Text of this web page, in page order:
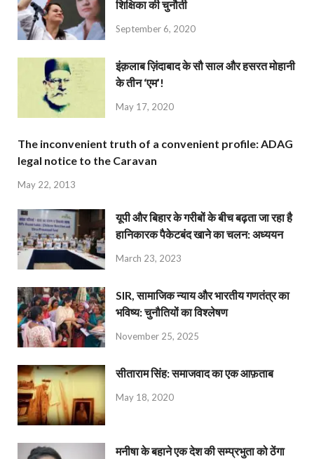
शिक्षिका की चुनौती
September 6, 2020
इंक़लाब ज़िंदाबाद के सौ साल और हसरत मोहानी
के तीन ‘एम’!
May 17, 2020
The inconvenient truth of a convenient profile: ADAG
legal notice to the Caravan
May 22, 2013
यूपी और बिहार के गरीबों के बीच बढ़ता जा रहा है
हानिकारक पैकेटबंद खाने का चलन: अध्ययन
March 23, 2023
SIR, सामाजिक न्याय और भारतीय गणतंत्र का
भविष्य: चुनौतियों का विश्लेषण
November 25, 2025
सीताराम सिंह: समाजवाद का एक आफ़ताब
May 18, 2020
मनीषा के बहाने एक देश की सम्प्रभुता को ठेंगा